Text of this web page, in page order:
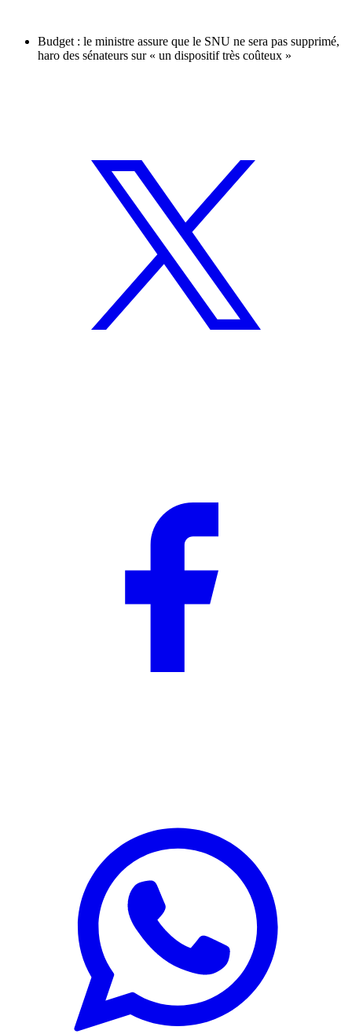
Budget : le ministre assure que le SNU ne sera pas supprimé,
haro des sénateurs sur « un dispositif très coûteux »